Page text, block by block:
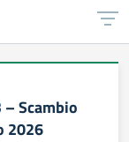
– Scambio
2026